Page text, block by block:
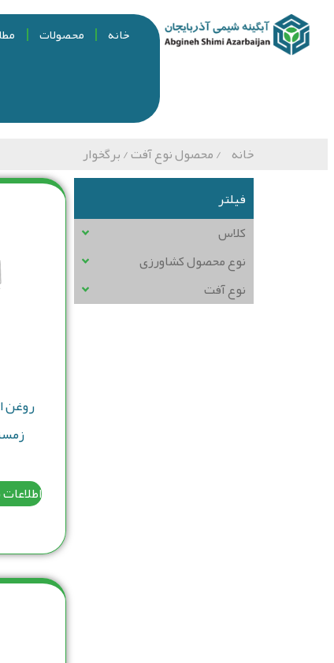
خانه محصولات
خانه / محصول نوع آفت / برگخوار
فیلتر
کلاس
نوع محصول کشاورزی
نوع آفت
روغن